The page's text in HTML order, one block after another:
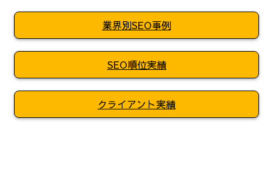
業界別SEO事例
SEO順位実績
クライアント実績